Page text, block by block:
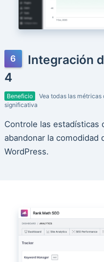
Integración
4
Beneficio
Vea todas las
significativa
Controle las estadísticas
abandonar la comodidad
WordPress.